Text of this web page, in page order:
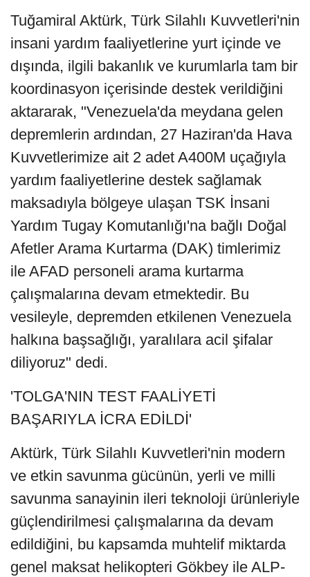
Tuğamiral Aktürk, Türk Silahlı Kuvvetleri'nin
insani yardım faaliyetlerine yurt içinde ve
dışında, ilgili bakanlık ve kurumlarla tam bir
koordinasyon içerisinde destek verildiğini
aktararak, "Venezuela'da meydana gelen
depremlerin ardından, 27 Haziran'da Hava
Kuvvetlerimize ait 2 adet A400M uçağıyla
yardım faaliyetlerine destek sağlamak
maksadıyla bölgeye ulaşan TSK İnsani
Yardım Tugay Komutanlığı'na bağlı Doğal
Afetler Arama Kurtarma (DAK) timlerimiz
ile AFAD personeli arama kurtarma
çalışmalarına devam etmektedir. Bu
vesileyle, depremden etkilenen Venezuela
halkına başsağlığı, yaralılara acil şifalar
diliyoruz" dedi.
'TOLGA'NIN TEST FAALİYETİ
BAŞARIYLA İCRA EDİLDİ'
Aktürk, Türk Silahlı Kuvvetleri'nin modern
ve etkin savunma gücünün, yerli ve milli
savunma sanayinin ileri teknoloji ürünleriyle
güçlendirilmesi çalışmalarına da devam
edildiğini, bu kapsamda muhtelif miktarda
genel maksat helikopteri Gökbey ile ALP-